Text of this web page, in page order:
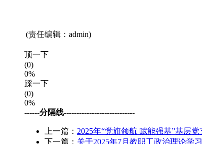
(责任编辑：admin)
顶一下
(0)
0%
踩一下
(0)
0%
------分隔线----------------------------
上一篇： 2025年“党旗领航 赋能强基”基层
下一篇： 关于2025年7月教职工政治理论学